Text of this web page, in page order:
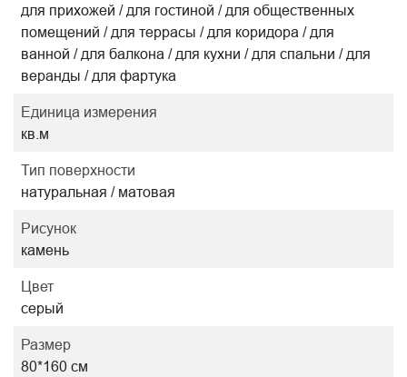
для прихожей / для гостиной / для общественных
помещений / для террасы / для коридора / для
ванной / для балкона / для кухни / для спальни / для
веранды / для фартука
Единица измерения
кв.м
Тип поверхности
натуральная / матовая
Рисунок
камень
Цвет
серый
Размер
80*160 см